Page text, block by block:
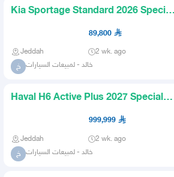
Kia Sportage Standard 2026 Special
Prices for Cash and Finan
89,800
Jeddah 2 wk. ago
خ خالد - لمبيعات السيارات
Haval H6 Active Plus 2027 Special
Prices for Cash and Financ
999,999
Jeddah 2 wk. ago
خ خالد - لمبيعات السيارات